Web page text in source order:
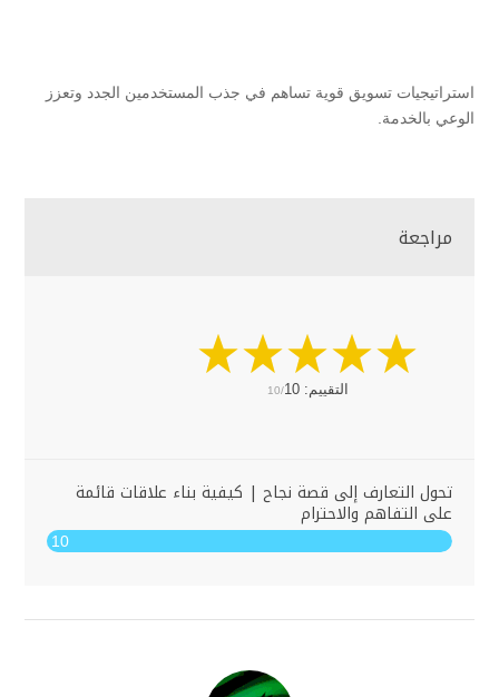
استراتيجيات تسويق قوية تساهم في جذب المستخدمين الجدد وتعزز
الوعي بالخدمة.
مراجعة
التقييم: 10/10
تحول التعارف إلى قصة نجاح | كيفية بناء علاقات قائمة
على التفاهم والاحترام
10